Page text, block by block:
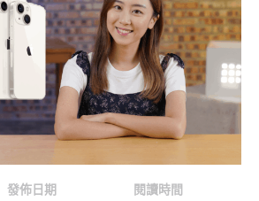
發佈日期
閱讀時間